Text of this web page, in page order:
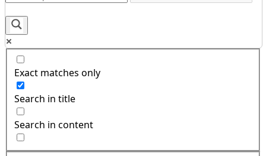
Exact matches only
Search in title
Search in content